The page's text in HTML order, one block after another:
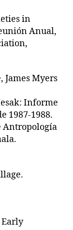
in
Anual,
James Myers
Informe
1987-1988.
Antropología
Early